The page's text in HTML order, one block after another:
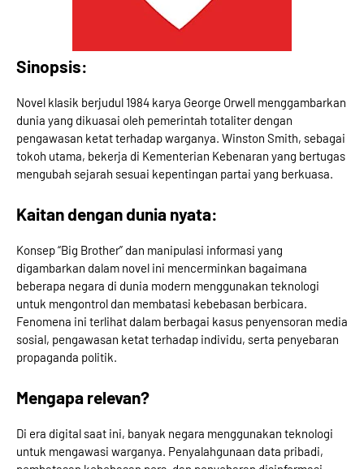
Sinopsis:
Novel klasik berjudul 1984 karya George Orwell menggambarkan
dunia yang dikuasai oleh pemerintah totaliter dengan
pengawasan ketat terhadap warganya. Winston Smith, sebagai
tokoh utama, bekerja di Kementerian Kebenaran yang bertugas
mengubah sejarah sesuai kepentingan partai yang berkuasa.
Kaitan dengan dunia nyata:
Konsep “Big Brother” dan manipulasi informasi yang
digambarkan dalam novel ini mencerminkan bagaimana
beberapa negara di dunia modern menggunakan teknologi
untuk mengontrol dan membatasi kebebasan berbicara.
Fenomena ini terlihat dalam berbagai kasus penyensoran media
sosial, pengawasan ketat terhadap individu, serta penyebaran
propaganda politik.
Mengapa relevan?
Di era digital saat ini, banyak negara menggunakan teknologi
untuk mengawasi warganya. Penyalahgunaan data pribadi,